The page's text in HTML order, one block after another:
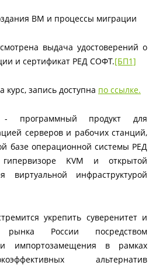
ВМ и процессы миграции
выдача удостоверений о
и сертификат РЕД СОФТ.[БП1]
курс, запись доступна по ссылке.
- программный продукт для
серверов и рабочих станций,
базе операционной системы РЕД
KVM и открытой
виртуальной инфраструктурой
укрепить суверенитет и
России посредством
импортозамещения в рамках
альтернатив